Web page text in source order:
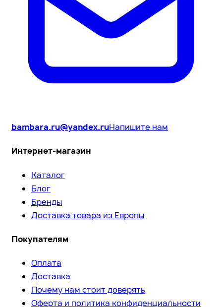
bambara.ru@yandex.ruНапишите нам
Интернет-магазин
Каталог
Блог
Бренды
Доставка товара из Европы
Покупателям
Оплата
Доставка
Почему нам стоит доверять
Оферта и политика конфиденциальности